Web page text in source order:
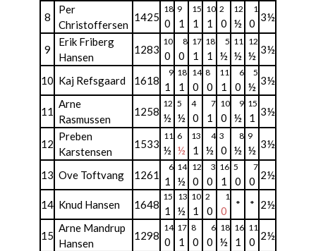
8
Per
Christoffersen
1425
18
0
9
1
15
1
10
1
2
0
12
½
1
0 3½
9
Erik Friberg
Hansen
1283
10
0
8
0
17
1
18
1
5
½
11
½
12
½ 3½
10 Kaj Refsgaard 1618
9
1
18
1
14
0
8
0
11
1
6
0
5
½ 3½
11
Arne
Rasmussen
1258
12
½
5
½
4
0
7
1
10
0
9
½
15
1 3½
12
Preben
Karstensen
1533
11
½
6
½
13
1
4
½
3
0
8
½
9
½ 3½
13 Ove Toftvang 1261
6
1
14
½
12
0
3
0
16
1
5
0
7
0 2½
14 Knud Hansen 1648
15
1
13
½
10
1
2
0
1
0 * * 2½
15
Arne Mandrup
Hansen
1298
14
0
17
1
8
0
6
0
18
½
16
1
11
0 2½